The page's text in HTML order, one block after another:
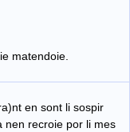
matendoie.
en sont li sospir
nen recroie por li mes